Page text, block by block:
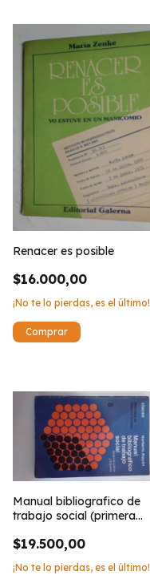
Renacer es posible
$16.000,00
¡No te lo pierdas, es el último!
Manual bibliografico de
trabajo social (primera
$19.500,00
¡No te lo pierdas, es el último!